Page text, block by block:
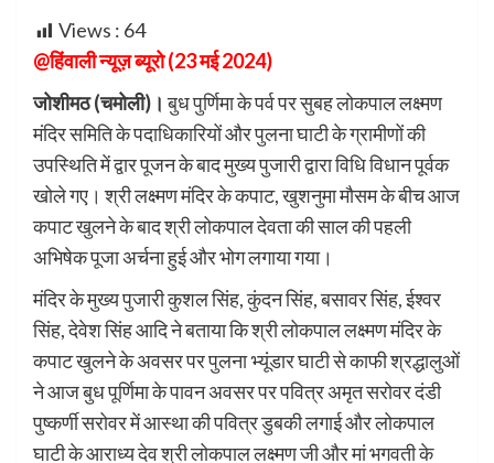
Views : 64
@हिंवाली न्यूज़ ब्यूरो (23 मई 2024)
जोशीमठ (चमोली)। बुध पुर्णिमा के पर्व पर सुबह लोकपाल लक्ष्मण
मंदिर समिति के पदाधिकारियों और पुलना घाटी के ग्रामीणों की
उपस्थिति में द्वार पूजन के बाद मुख्य पुजारी द्वारा विधि विधान पूर्वक
खोले गए। श्री लक्ष्मण मंदिर के कपाट, खुशनुमा मौसम के बीच आज
कपाट खुलने के बाद श्री लोकपाल देवता की साल की पहली
अभिषेक पूजा अर्चना हुई और भोग लगाया गया।
मंदिर के मुख्य पुजारी कुशल सिंह, कुंदन सिंह, बसावर सिंह, ईश्वर
सिंह, देवेश सिंह आदि ने बताया कि श्री लोकपाल लक्ष्मण मंदिर के
कपाट खुलने के अवसर पर पुलना भ्यूंडार घाटी से काफी श्रद्धालुओं
ने आज बुध पूर्णिमा के पावन अवसर पर पवित्र अमृत सरोवर दंडी
पुष्कर्णी सरोवर में आस्था की पवित्र डुबकी लगाई और लोकपाल
घाटी के आराध्य देव श्री लोकपाल लक्ष्मण जी और मां भगवती के